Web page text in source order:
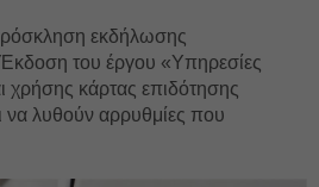
εκδήλωσης
Έκδοση του έργου «Υπηρεσίες
χρήσης κάρτας επιδότησης
να λυθούν αρρυθμίες που